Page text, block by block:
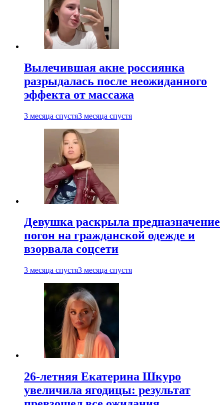
Вылечившая акне россиянка
разрыдалась после неожиданного
эффекта от массажа
3 месяца спустя3 месяца спустя
Девушка раскрыла предназначение
погон на гражданской одежде и
взорвала соцсети
3 месяца спустя3 месяца спустя
26-летняя Екатерина Шкуро
увеличила ягодицы: результат